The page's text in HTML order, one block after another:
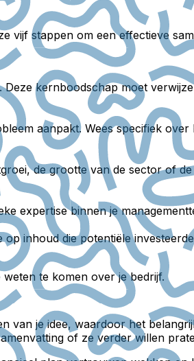
vijf stappen om een effectieve
Deze kernboodschap moet
aanpakt. Wees specifiek over
de grootte van de sector of de
expertise binnen je
op inhoud die potentiële
te komen over je bedrijf.
van je idee, waardoor het
of ze verder willen